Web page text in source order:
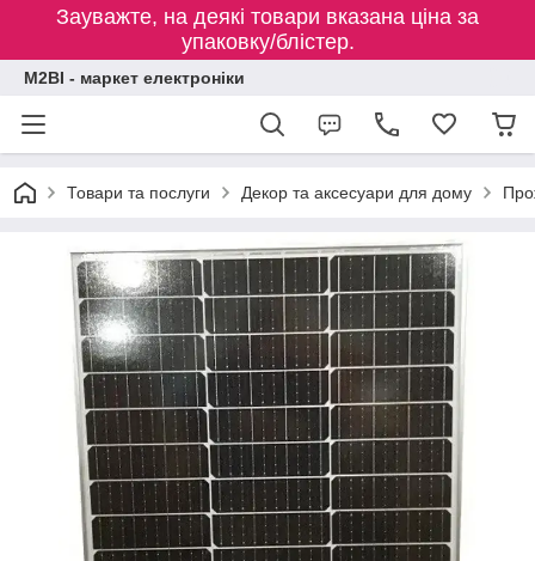
Зауважте, на деякі товари вказана ціна за
упаковку/блістер.
M2BI - маркет електроніки
Товари та послуги Декор та аксесуари для дому